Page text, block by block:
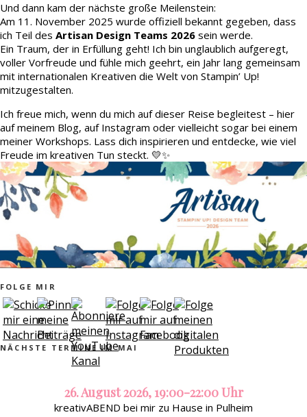
Und dann kam der nächste große Meilenstein:
Am 11. November 2025 wurde offiziell bekannt gegeben, dass
ich Teil des Artisan Design Teams 2026 sein werde.
Ein Traum, der in Erfüllung geht! Ich bin unglaublich aufgeregt,
voller Vorfreude und fühle mich geehrt, ein Jahr lang gemeinsam
mit internationalen Kreativen die Welt von Stampin’ Up!
mitzugestalten.
Ich freue mich, wenn du mich auf dieser Reise begleitest – hier
auf meinem Blog, auf Instagram oder vielleicht sogar bei einem
meiner Workshops. Lass dich inspirieren und entdecke, wie viel
Freude im kreativen Tun steckt. 💛✨
FOLGE MIR
NÄCHSTE TERMINE IM MAI
26. August 2026, 19:00-22:00 Uhr
kreativABEND bei mir zu Hause in Pulheim